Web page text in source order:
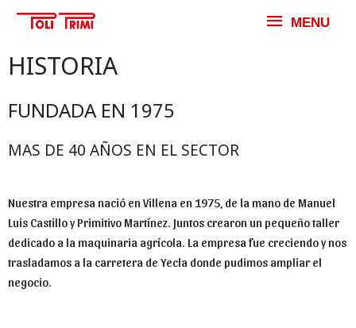
MENU
HISTORIA
FUNDADA EN 1975
MAS DE 40 AÑOS EN EL SECTOR
Nuestra empresa nació en Villena en 1975, de la mano de Manuel
Luis Castillo y Primitivo Martínez. Juntos crearon un pequeño taller
dedicado a la maquinaria agrícola. La empresa fue creciendo y nos
trasladamos a la carretera de Yecla donde pudimos ampliar el
negocio.